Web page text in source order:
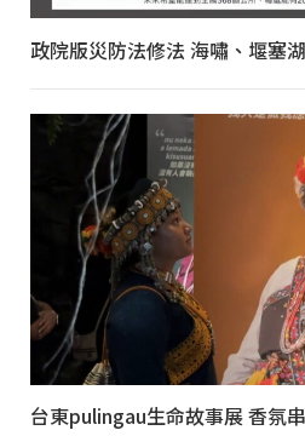
政院版災防法修法 海嘯、堰塞
台東pulingau生命故事展 香氛